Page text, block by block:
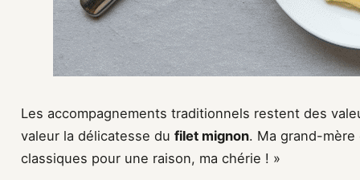
Les accompagnements traditionnels restent des
valeur la délicatesse du filet mignon. Ma grand-
classiques pour une raison, ma chérie ! »